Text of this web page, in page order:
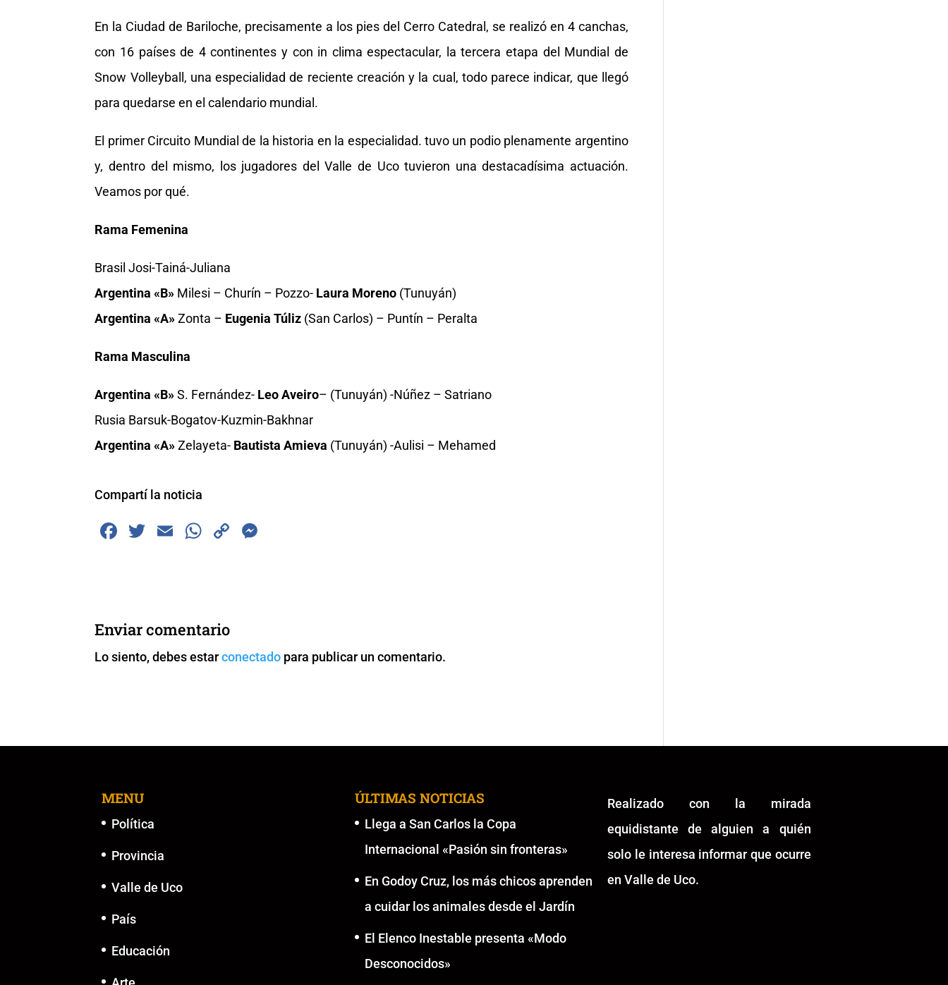
En la Ciudad de Bariloche, precisamente a los pies del Cerro Catedral, se realizó en 4 canchas,
con 16 países de 4 continentes y con in clima espectacular, la tercera etapa del Mundial de
Snow Volleyball, una especialidad de reciente creación y la cual, todo parece indicar, que llegó
para quedarse en el calendario mundial.
El primer Circuito Mundial de la historia en la especialidad. tuvo un podio plenamente argentino
y, dentro del mismo, los jugadores del Valle de Uco tuvieron una destacadísima actuación.
Veamos por qué.
Rama Femenina
Brasil Josi-Tainá-Juliana
Argentina «B» Milesi – Churín – Pozzo- Laura Moreno (Tunuyán)
Argentina «A»Zonta – Eugenia Túliz (San Carlos) – Puntín – Peralta
Rama Masculina
Argentina «B»S. Fernández- Leo Aveiro– (Tunuyán) -Núñez – Satriano
Rusia Barsuk-Bogatov-Kuzmin-Bakhnar
Argentina «A»Zelayeta- Bautista Amieva (Tunuyán) -Aulisi – Mehamed
Compartí la noticia
F
b
o
o
T
E
W
A
p
p
C
k
er
Enviar comentario
Lo siento, debes estarconectado para publicar un comentario.
MENU
Política
Provincia
Valle de Uco
País
Educación
ÚLTIMAS NOTICIAS
Llega a San Carlos la Copa
Internacional «Pasión sin fronteras»
En Godoy Cruz, los más chicos aprenden
a cuidar los animales desde el Jardín
El Elenco Inestable presenta «Modo
Desconocidos»
Realizado con la mirada
equidistante de alguien a quién
solo le interesa informar que ocurre
en Valle de Uco.